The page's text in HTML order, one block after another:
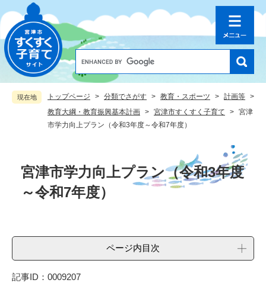
ー
ジ
の
先
ニ
ュ
ー
を
o
l
e
カ
検
索
現在地 トップページ > 分類でさがす > 教育・スポーツ > 計画等 >
教育大綱・教育振興基本計画 > 宮津市すくすく子育て > 宮津
市学力向上プラン（令和3年度～令和7年度）
宮津市学力向上プラン（令和3年度
～令和7年度）
ページ内目次
記事ID：0009207